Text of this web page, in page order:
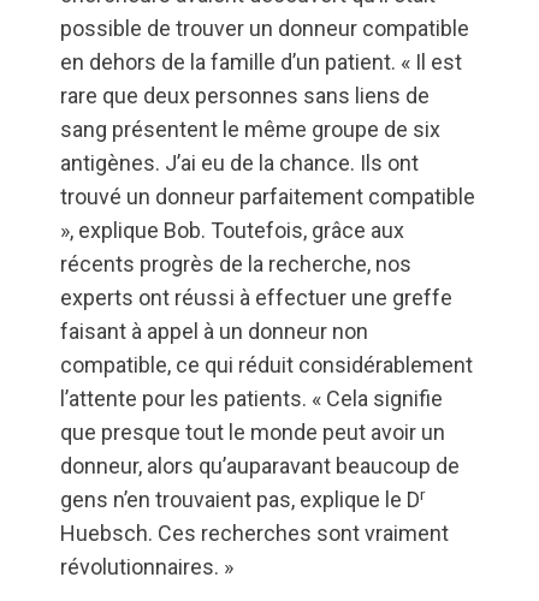
possible de trouver un donneur compatible
en dehors de la famille d’un patient. « Il est
rare que deux personnes sans liens de
sang présentent le même groupe de six
antigènes. J’ai eu de la chance. Ils ont
trouvé un donneur parfaitement compatible
», explique Bob. Toutefois, grâce aux
récents progrès de la recherche, nos
experts ont réussi à effectuer une greffe
faisant à appel à un donneur non
compatible, ce qui réduit considérablement
l’attente pour les patients. « Cela signifie
que presque tout le monde peut avoir un
donneur, alors qu’auparavant beaucoup de
gens n’en trouvaient pas, explique le Dr
Huebsch. Ces recherches sont vraiment
révolutionnaires. »